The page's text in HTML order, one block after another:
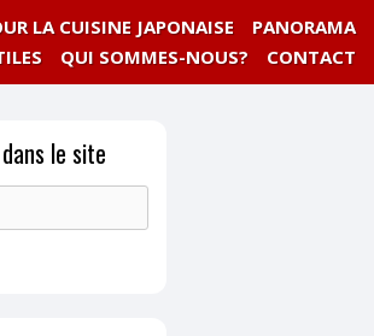
PANORAMA
LA CUISINE JAPONAISE
CONTACT
QUI SOMMES-NOUS?
le site